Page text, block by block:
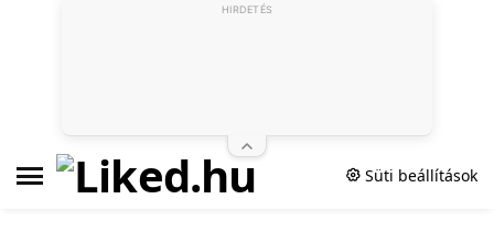
Süti beállítások
HIRDETÉS